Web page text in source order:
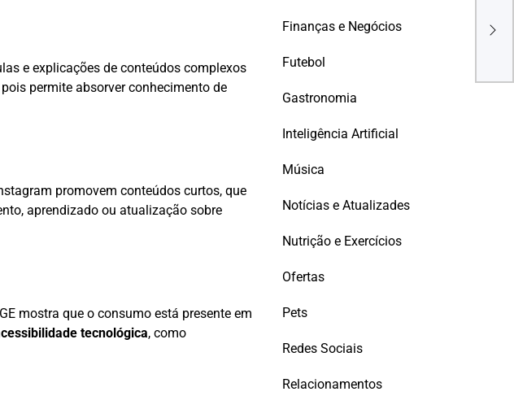
e explicações de conteúdos complexos
permite absorver conhecimento de
promovem conteúdos curtos, que
aprendizado ou atualização sobre
mostra que o consumo está presente em
tecnológica, como
Finanças e Negócios
Futebol
Gastronomia
Inteligência Artificial
Música
Notícias e Atualizades
Nutrição e Exercícios
Ofertas
Pets
Redes Sociais
Relacionamentos